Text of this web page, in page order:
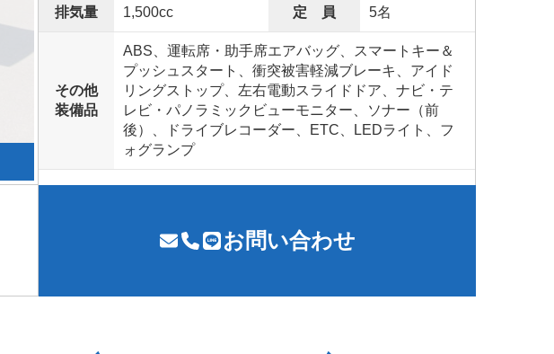
排気量 1,500cc 定 員 5名
その他
装備品
ABS、運転席・助手席エアバッグ、スマートキー＆
プッシュスタート、衝突被害軽減ブレーキ、アイド
リングストップ、左右電動スライドドア、ナビ・テ
レビ・パノラミックビューモニター、ソナー（前
後）、ドライブレコーダー、ETC、LEDライト、フ
ォグランプ
お問い合わせ